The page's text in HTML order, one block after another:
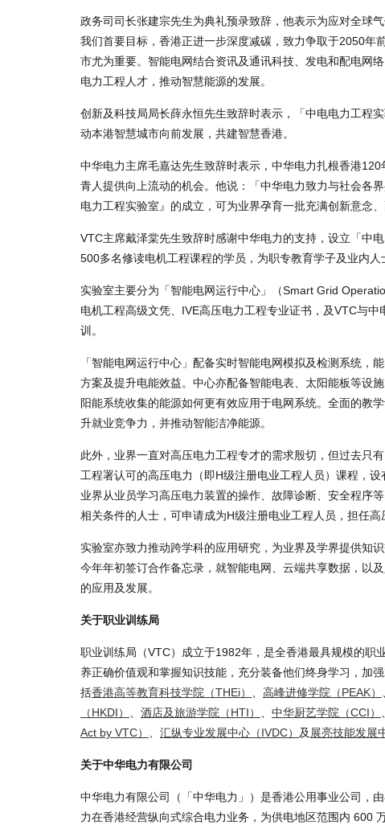
政务司司长张建宗先生为典礼预录致辞，他表示为应对全球
我们首要目标，香港正进一步深度减碳，致力争取于2050年
市尤为重要。智能电网结合资讯及通讯科技、发电和配电网
电力工程人才，推动智慧能源的发展。
创新及科技局局长薛永恒先生致辞时表示，「中电电力工程
动本港智慧城市向前发展，共建智慧香港。
中华电力主席毛嘉达先生致辞时表示，中华电力扎根香港
青人提供向上流动的机会。他说：「中华电力致力与社会各
电力工程实验室』的成立，可为业界孕育一批充满创新意念
VTC主席戴泽棠先生致辞时感谢中华电力的支持，设立「中
500多名修读电机工程课程的学员，为职专教育学子及业内
实验室主要分为「智能电网运行中心」（Smart Grid
电机工程高级文凭、IVE高压电力工程专业证书，及VTC与
训。
「智能电网运行中心」配备实时智能电网模拟及检测系统
方案及提升电能效益。中心亦配备智能电表、太阳能板等设
阳能系统收集的能源如何更有效应用于电网系统。全面的教
升就业竞争力，并推动智能洁净能源。
此外，业界一直对高压电力工程专才的需求殷切，但过去只
工程署认可的高压电力（即H级注册电业工程人员）课程，
业界从业员学习高压电力装置的操作、故障诊断、安全程序
相关条件的人士，可申请成为H级注册电业工程人员，担任高
实验室亦致力推动跨学科的应用研究，为业界及学界提供知
今年年初签订合作备忘录，就智能电网、云端共享数据，以
的应用及发展。
关于职业训练局
职业训练局（VTC）成立于1982年，是全香港最具规模的职
养正确价值观和掌握知识技能，充分装备他们终身学习，加
括香港高等教育科技学院（THEi） 高峰进修学院（PEAK）
（HKDI）
酒店及旅游学院（HTI） 中华厨艺学院（CCI）
Act by VTC）
汇纵专业发展中心（IVDC） 及 展亮技能发展
关于中华电力有限公司
中华电力有限公司（「中华电力」）是香港公用事业公司，
力在香港经营纵向式综合电力业务，为供电地区范围内 600